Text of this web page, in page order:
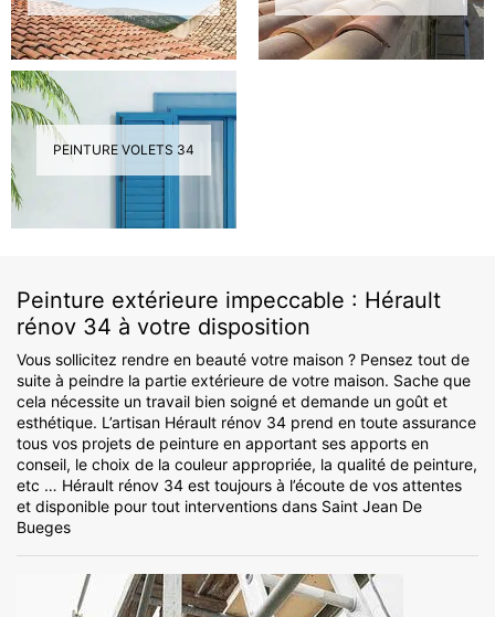
PEINTURE VOLETS 34
Peinture extérieure impeccable : Hérault
rénov 34 à votre disposition
Vous sollicitez rendre en beauté votre maison ? Pensez tout de
suite à peindre la partie extérieure de votre maison. Sache que
cela nécessite un travail bien soigné et demande un goût et
esthétique. L’artisan Hérault rénov 34 prend en toute assurance
tous vos projets de peinture en apportant ses apports en
conseil, le choix de la couleur appropriée, la qualité de peinture,
etc … Hérault rénov 34 est toujours à l’écoute de vos attentes
et disponible pour tout interventions dans Saint Jean De
Bueges